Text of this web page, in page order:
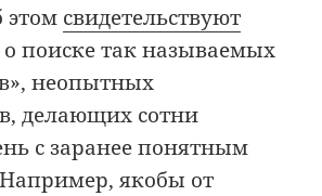
этом свидетельствуют
поиске так называемых
неопытных
делающих сотни
с заранее понятным
якобы от